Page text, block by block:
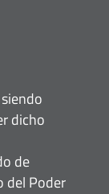
dicho
de
del Poder